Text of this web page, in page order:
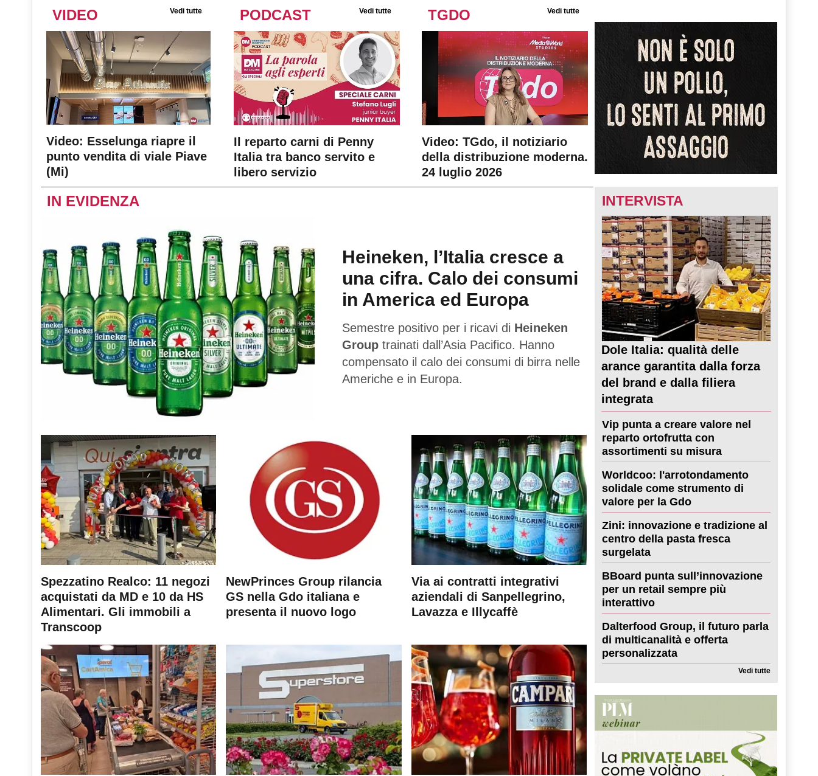
VIDEO Vedi tutte
Video: Esselunga riapre il
punto vendita di viale Piave
(Mi)
PODCAST Vedi tutte
Il reparto carni di Penny
Italia tra banco servito e
libero servizio
TGDO Vedi tutte
Video: TGdo, il notiziario
della distribuzione moderna.
24 luglio 2026
IN EVIDENZA
Heineken, l’Italia cresce a
una cifra. Calo dei consumi
in America ed Europa
Semestre positivo per i ricavi di Heineken
Group trainati dall’Asia Pacifico. Hanno
compensato il calo dei consumi di birra nelle
Americhe e in Europa.
Spezzatino Realco: 11 negozi
acquistati da MD e 10 da HS
Alimentari. Gli immobili a
Transcoop
NewPrinces Group rilancia
GS nella Gdo italiana e
presenta il nuovo logo
Via ai contratti integrativi
aziendali di Sanpellegrino,
Lavazza e Illycaffè
INTERVISTA
Dole Italia: qualità delle
arance garantita dalla forza
del brand e dalla filiera
integrata
Vip punta a creare valore nel
reparto ortofrutta con
assortimenti su misura
Worldcoo: l'arrotondamento
solidale come strumento di
valore per la Gdo
Zini: innovazione e tradizione al
centro della pasta fresca
surgelata
BBoard punta sull’innovazione
per un retail sempre più
interattivo
Dalterfood Group, il futuro parla
di multicanalità e offerta
personalizzata
Vedi tutte